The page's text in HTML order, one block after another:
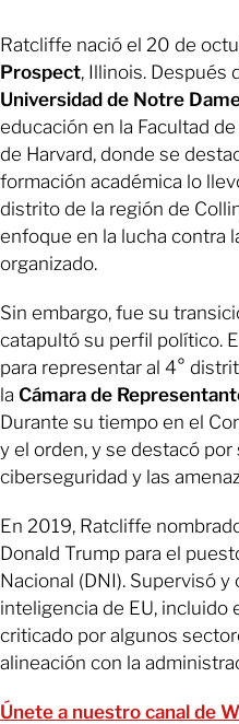
Ratcliffe nació el 20 de
Prospect, Illinois. Después
Universidad de Notre
educación en la Facultad
de Harvard, donde se
formación académica lo
distrito de la región de
enfoque en la lucha contra
organizado.
Sin embargo, fue su
catapultó su perfil político.
para representar al 4°
la Cámara de
Durante su tiempo en el
y el orden, y se destacó
ciberseguridad y las
En 2019, Ratcliffe
Donald Trump para el
Nacional (DNI). Supervisó
inteligencia de EU, incluido
criticado por algunos
alineación con la
Únete a nuestro canal de